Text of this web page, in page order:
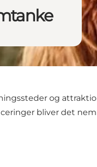
og
bliver det